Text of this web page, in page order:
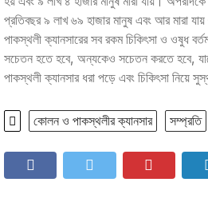
প্রতিবছর ৯ লাখ ৬৯ হাজার মানুষ এবং আর মারা
পাকস্থলী ক্যানসারের সব রকম চিকিৎসা ও ওষুধ
সচেতন হতে হবে, অন্যকেও সচেতন করতে হবে,
পাকস্থলী ক্যানসার ধরা পড়ে এবং চিকিৎসা নিয়ে
কোলন ও পাকস্থলীর ক্যানসার সম্প্রতি